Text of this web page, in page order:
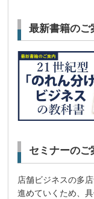
最新書籍のご
セミナーのご
店舗ビジネスの多
進めていくため、